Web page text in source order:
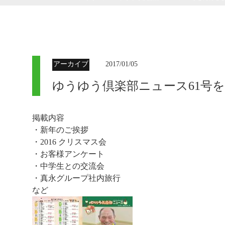
アーカイブ 2017/01/05
ゆうゆう倶楽部ニュース61号
掲載内容
・新年のご挨拶
・2016 クリスマス会
・お客様アンケート
・中学生との交流会
・真永グループ社内旅行
など